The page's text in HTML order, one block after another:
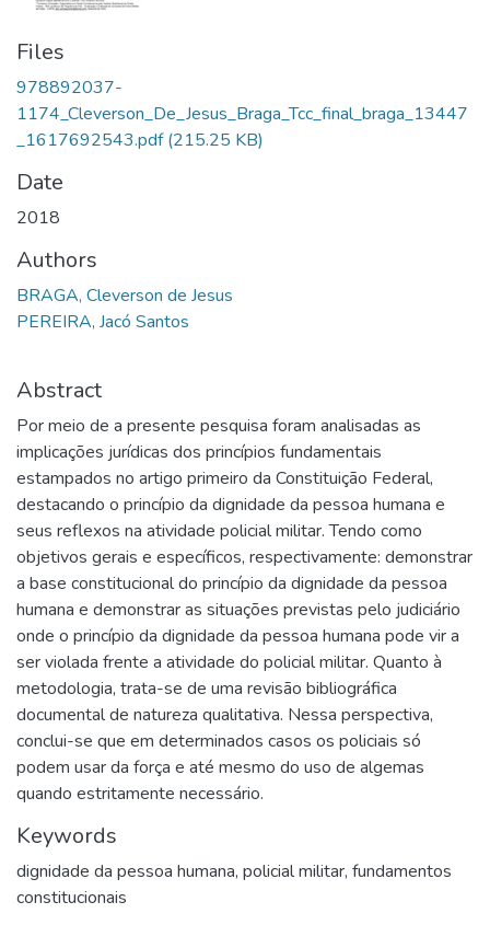
Files
978892037-
1174_Cleverson_De_Jesus_Braga_Tcc_final_braga_13447
_1617692543.pdf(215.25 KB)
Date
2018
Authors
BRAGA, Cleverson de Jesus
PEREIRA, Jacó Santos
Abstract
Por meio de a presente pesquisa foram analisadas as
implicações jurídicas dos princípios fundamentais
estampados no artigo primeiro da Constituição Federal,
destacando o princípio da dignidade da pessoa humana e
seus reflexos na atividade policial militar. Tendo como
objetivos gerais e específicos, respectivamente: demonstrar
a base constitucional do princípio da dignidade da pessoa
humana e demonstrar as situações previstas pelo judiciário
onde o princípio da dignidade da pessoa humana pode vir a
ser violada frente a atividade do policial militar. Quanto à
metodologia, trata-se de uma revisão bibliográfica
documental de natureza qualitativa. Nessa perspectiva,
conclui-se que em determinados casos os policiais só
podem usar da força e até mesmo do uso de algemas
quando estritamente necessário.
Keywords
dignidade da pessoa humana, policial militar, fundamentos
constitucionais